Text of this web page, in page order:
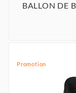
BALLON DE
Promotion